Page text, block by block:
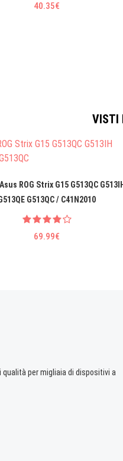
40.35€
VISTI
ROG Strix G15 G513QC G513IH
G513QC / C41N2010
69.99€
per migliaia di dispositivi a